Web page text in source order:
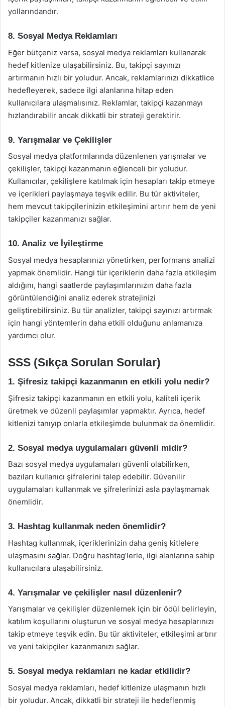
yollarındandır.
8. Sosyal Medya Reklamları
Eğer bütçeniz varsa, sosyal medya reklamları kullanarak
hedef kitlenize ulaşabilirsiniz. Bu, takipçi sayınızı
artırmanın hızlı bir yoludur. Ancak, reklamlarınızı dikkatlice
hedefleyerek, sadece ilgi alanlarına hitap eden
kullanıcılara ulaşmalısınız. Reklamlar, takipçi kazanmayı
hızlandırabilir ancak dikkatli bir strateji gerektirir.
9. Yarışmalar ve Çekilişler
Sosyal medya platformlarında düzenlenen yarışmalar ve
çekilişler, takipçi kazanmanın eğlenceli bir yoludur.
Kullanıcılar, çekilişlere katılmak için hesapları takip etmeye
ve içerikleri paylaşmaya teşvik edilir. Bu tür aktiviteler,
hem mevcut takipçilerinizin etkileşimini artırır hem de yeni
takipçiler kazanmanızı sağlar.
10. Analiz ve İyileştirme
Sosyal medya hesaplarınızı yönetirken, performans analizi
yapmak önemlidir. Hangi tür içeriklerin daha fazla etkileşim
aldığını, hangi saatlerde paylaşımlarınızın daha fazla
görüntülendiğini analiz ederek stratejinizi
geliştirebilirsiniz. Bu tür analizler, takipçi sayınızı artırmak
için hangi yöntemlerin daha etkili olduğunu anlamanıza
yardımcı olur.
SSS (Sıkça Sorulan Sorular)
1. Şifresiz takipçi kazanmanın en etkili yolu nedir?
Şifresiz takipçi kazanmanın en etkili yolu, kaliteli içerik
üretmek ve düzenli paylaşımlar yapmaktır. Ayrıca, hedef
kitlenizi tanıyıp onlarla etkileşimde bulunmak da önemlidir.
2. Sosyal medya uygulamaları güvenli midir?
Bazı sosyal medya uygulamaları güvenli olabilirken,
bazıları kullanıcı şifrelerini talep edebilir. Güvenilir
uygulamaları kullanmak ve şifrelerinizi asla paylaşmamak
önemlidir.
3. Hashtag kullanmak neden önemlidir?
Hashtag kullanmak, içeriklerinizin daha geniş kitlelere
ulaşmasını sağlar. Doğru hashtag’lerle, ilgi alanlarına sahip
kullanıcılara ulaşabilirsiniz.
4. Yarışmalar ve çekilişler nasıl düzenlenir?
Yarışmalar ve çekilişler düzenlemek için bir ödül belirleyin,
katılım koşullarını oluşturun ve sosyal medya hesaplarınızı
takip etmeye teşvik edin. Bu tür aktiviteler, etkileşimi artırır
ve yeni takipçiler kazanmanızı sağlar.
5. Sosyal medya reklamları ne kadar etkilidir?
Sosyal medya reklamları, hedef kitlenize ulaşmanın hızlı
bir yoludur. Ancak, dikkatli bir strateji ile hedeflenmiş